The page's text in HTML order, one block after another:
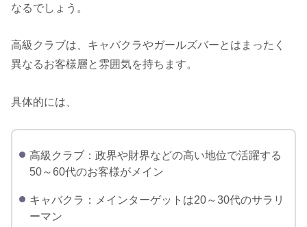
なるでしょう。
高級クラブは、キャバクラやガールズバーとはまったく
異なるお客様層と雰囲気を持ちます。
具体的には、
高級クラブ：政界や財界などの高い地位で活躍する
50～60代のお客様がメイン
キャバクラ：メインターゲットは20～30代のサラリ
ーマン